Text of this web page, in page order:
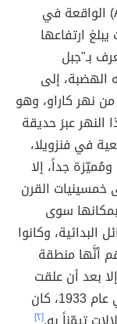
(بالإنجليزية: Angel Falls) الواقعة في
ارتفاعها
بـ"جبل
إلى
نهر كاراو، وهو
النهر عبرَ حديقة
في فنزويلا،
جداً، إلا
خمسينيات القرن
سوى
البدائية، وكانوا
أنَّها منطقة
بعد أن علقت
فوقها طائرة أمريكي باحث عن الذهب في عام 1933، كان
[٢]